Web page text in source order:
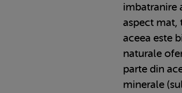
imbatranire
aspect mat,
aceea este
naturale
parte din
minerale